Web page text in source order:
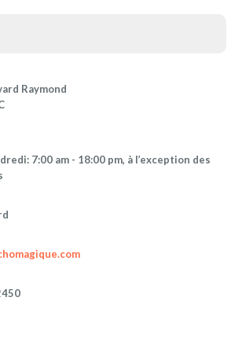
Raymond
7:00 am - 18:00 pm, à l’exception des